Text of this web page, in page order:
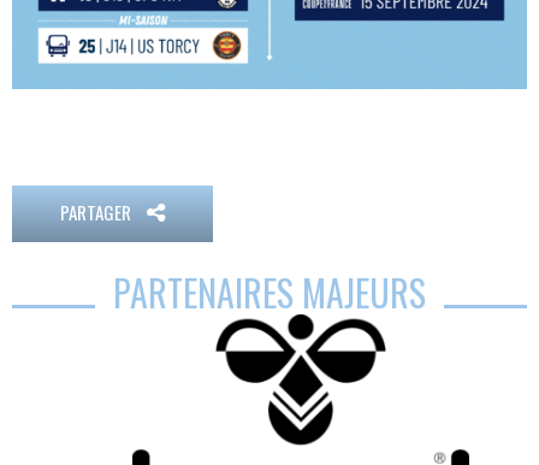
PARTAGER
PARTENAIRES MAJEURS